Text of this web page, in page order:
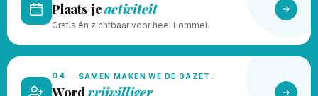
Plaats jeactiviteit
Gratis én zichtbaar voor heel Lommel.
04 SAMEN MAKEN WE DE GAZET.
Wordvrijwilliger